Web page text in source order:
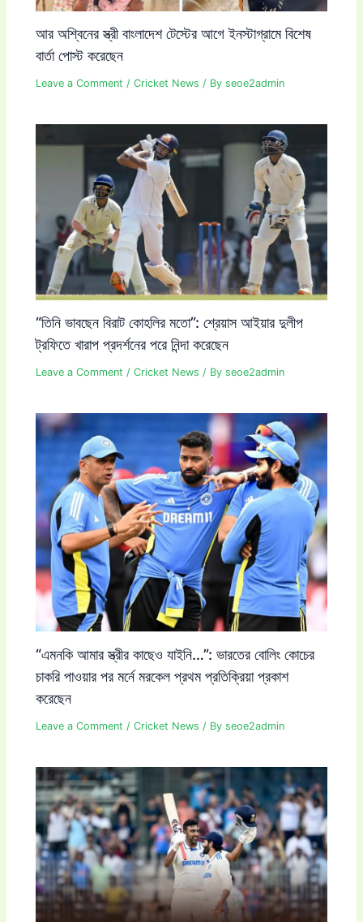
আর অশ্বিনের স্ত্রী বাংলাদেশ টেস্টের আগে ইনস্টাগ্রামে বিশেষ
বার্তা পোস্ট করেছেন
Leave a Comment /Cricket News / Byseoe2admin
“তিনি ভাবছেন বিরাট কোহলির মতো”: শ্রেয়াস আইয়ার দুলীপ
ট্রফিতে খারাপ প্রদর্শনের পরে নিন্দা করেছেন
Leave a Comment /Cricket News / Byseoe2admin
“এমনকি আমার স্ত্রীর কাছেও যাইনি…”: ভারতের বোলিং কোচের
চাকরি পাওয়ার পর মর্নে মরকেল প্রথম প্রতিক্রিয়া প্রকাশ
করেছেন
Leave a Comment /Cricket News / Byseoe2admin